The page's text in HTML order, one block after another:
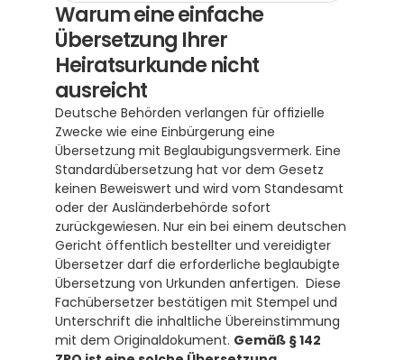
Warum eine einfache
Übersetzung Ihrer
Heiratsurkunde nicht
ausreicht
Deutsche Behörden verlangen für offizielle
Zwecke wie eine Einbürgerung eine
Übersetzung mit Beglaubigungsvermerk. Eine
Standardübersetzung hat vor dem Gesetz
keinen Beweiswert und wird vom Standesamt
oder der Ausländerbehörde sofort
zurückgewiesen. Nur ein bei einem deutschen
Gericht öffentlich bestellter und vereidigter
Übersetzer darf die erforderliche beglaubigte
Übersetzung von Urkunden anfertigen.  Diese
Fachübersetzer bestätigen mit Stempel und
Unterschrift die inhaltliche Übereinstimmung
mit dem Originaldokument. Gemäß § 142